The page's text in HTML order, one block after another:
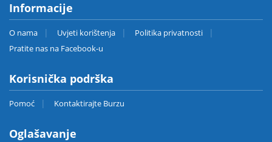
Informacije
O nama Uvjeti korištenja
Politika privatnosti
Pratite nas na Facebook-u
Korisnička podrška
Pomoć Kontaktirajte Burzu
Oglašavanje